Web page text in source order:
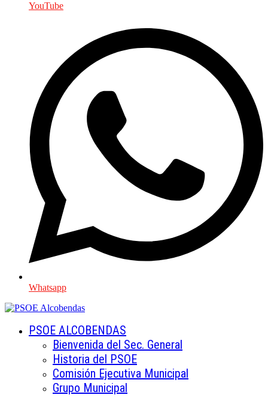
YouTube
Whatsapp
PSOE ALCOBENDAS
Bienvenida del Sec. General
Historia del PSOE
Comisión Ejecutiva Municipal
Grupo Municipal